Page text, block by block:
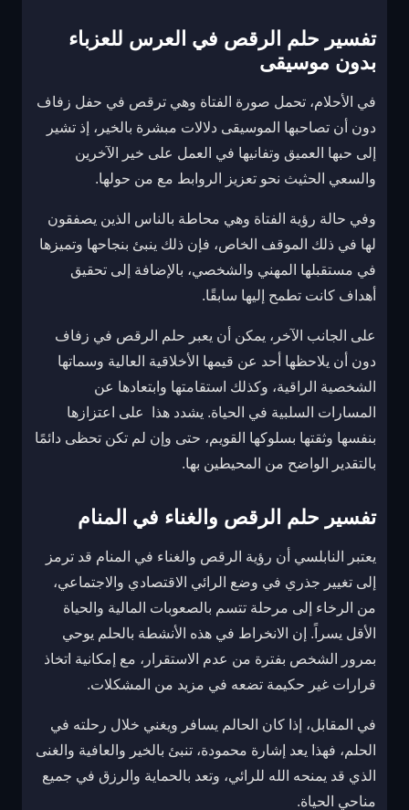
تفسير حلم الرقص في العرس للعزباء
بدون موسيقى
في الأحلام، تحمل صورة الفتاة وهي ترقص في حفل زفاف
دون أن تصاحبها الموسيقى دلالات مبشرة بالخير، إذ تشير
إلى حبها العميق وتفانيها في العمل على خير الآخرين
والسعي الحثيث نحو تعزيز الروابط مع من حولها.
وفي حالة رؤية الفتاة وهي محاطة بالناس الذين يصفقون
لها في ذلك الموقف الخاص، فإن ذلك ينبئ بنجاحها وتميزها
في مستقبلها المهني والشخصي، بالإضافة إلى تحقيق
أهداف كانت تطمح إليها سابقًا.
على الجانب الآخر، يمكن أن يعبر حلم الرقص في زفاف
دون أن يلاحظها أحد عن قيمها الأخلاقية العالية وسماتها
الشخصية الراقية، وكذلك استقامتها وابتعادها عن
المسارات السلبية في الحياة. يشدد هذا على اعتزازها
بنفسها وثقتها بسلوكها القويم، حتى وإن لم تكن تحظى دائمًا
بالتقدير الواضح من المحيطين بها.
تفسير حلم الرقص والغناء في المنام
يعتبر النابلسي أن رؤية الرقص والغناء في المنام قد ترمز
إلى تغيير جذري في وضع الرائي الاقتصادي والاجتماعي،
من الرخاء إلى مرحلة تتسم بالصعوبات المالية والحياة
الأقل يسراً. إن الانخراط في هذه الأنشطة بالحلم يوحي
بمرور الشخص بفترة من عدم الاستقرار، مع إمكانية اتخاذ
قرارات غير حكيمة تضعه في مزيد من المشكلات.
في المقابل، إذا كان الحالم يسافر ويغني خلال رحلته في
الحلم، فهذا يعد إشارة محمودة، تنبئ بالخير والعافية والغنى
الذي قد يمنحه الله للرائي، وتعد بالحماية والرزق في جميع
مناحي الحياة.